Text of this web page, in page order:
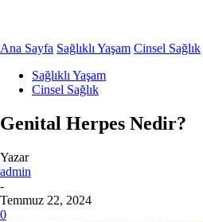
Ana Sayfa Sağlıklı Yaşam Cinsel Sağlık
Sağlıklı Yaşam
Cinsel Sağlık
Genital Herpes Nedir?
Yazar
admin
-
Temmuz 22, 2024
0